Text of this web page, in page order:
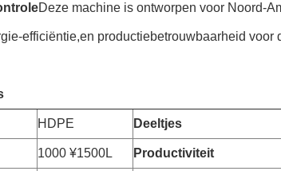
Deze machine is ontworpen voor Noord-
efficiëntie,en productiebetrouwbaarheid voor
HDPE Deeltjes
1000 ¥1500L Productiviteit